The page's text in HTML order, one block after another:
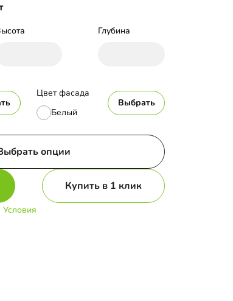
Глубина
Цвет фасада
Белый
Выбрать
опции
Купить в 1 клик
Условия